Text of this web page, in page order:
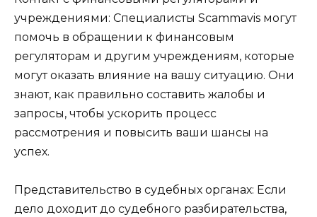
учреждениями: Специалисты Scammavis могут
помочь в обращении к финансовым
регуляторам и другим учреждениям, которые
могут оказать влияние на вашу ситуацию. Они
знают, как правильно составить жалобы и
запросы, чтобы ускорить процесс
рассмотрения и повысить ваши шансы на
успех.
Представительство в судебных органах: Если
дело доходит до судебного разбирательства,